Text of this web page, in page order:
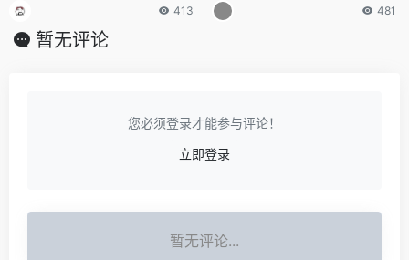
413 481
暂无评论
您必须登录才能参与评论！
立即登录
暂无评论...